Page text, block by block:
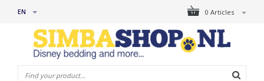
0 Articles
EN